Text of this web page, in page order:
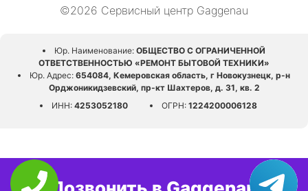
©2026 Сервисный центр Gaggenau
Юр. Наименование: ОБЩЕСТВО С ОГРАНИЧЕННОЙ
ОТВЕТСТВЕННОСТЬЮ «РЕМОНТ БЫТОВОЙ ТЕХНИКИ»
Юр. Адрес: 654084, Кемеровская область, г Новокузнецк, р-н
Орджоникидзевский, пр-кт Шахтеров, д. 31, кв. 2
ИНН: 4253052180 ОГРН: 1224200006128